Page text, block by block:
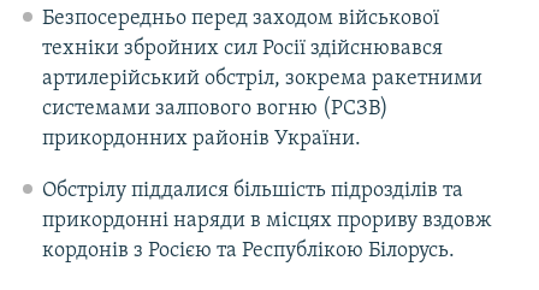
Безпосередньо перед заходом військової
техніки збройних сил Росії здійснювався
артилерійський обстріл, зокрема ракетними
системами залпового вогню (РСЗВ)
прикордонних районів України.
Обстрілу піддалися більшість підрозділів та
прикордонні наряди в місцях прориву вздовж
кордонів з Росією та Республікою Білорусь.